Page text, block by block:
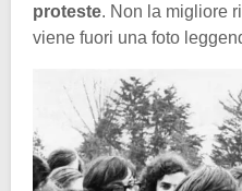
proteste. Non la migliore
viene fuori una foto